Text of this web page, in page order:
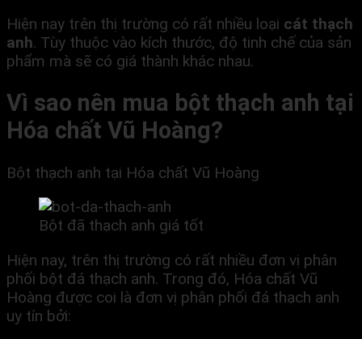
Hiện nay trên thị trường có rất nhiều loại cát thạch
anh. Tùy thuộc vào kích thước, độ tinh chế của sản
phẩm mà sẽ có giá thành khác nhau.
Vì sao nên mua bột thạch anh tại
Hóa chất Vũ Hoàng?
Bột thạch anh tại Hóa chất Vũ Hoàng
Bột đã thạch anh giá tốt
Hiện nay, trên thị trường có rất nhiều đơn vị phân
phối bột đá thạch anh. Trong đó, Hóa chất Vũ
Hoàng được coi là đơn vị phân phối đá thạch anh
uy tín bởi: